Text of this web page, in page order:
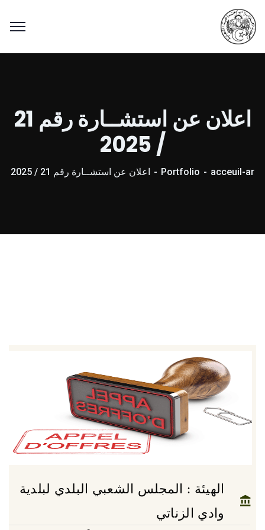
اعلان عن استشــارة رقم 21
/ 2025
acceuil-ar
Portfolio اعلان عن استشــارة رقم 21 / 2025
الهيئة : المجلس الشعبي البلدي لبلدية
وادي الزناتي